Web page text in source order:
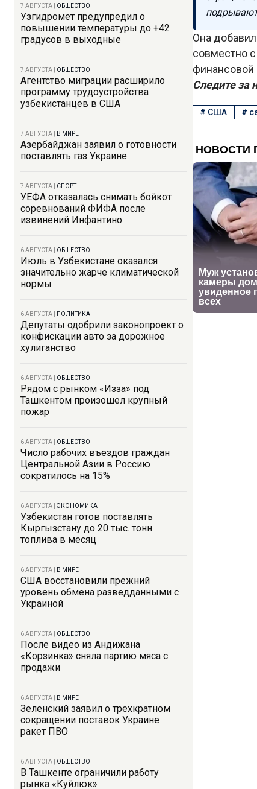
7 АВГУСТА ОБЩЕСТВО
Узгидромет предупредил о
повышении температуры до +42
градусов в выходные
7 АВГУСТА ОБЩЕСТВО
Агентство миграции расширило
программу трудоустройства
узбекистанцев в США
7 АВГУСТА В МИРЕ
Азербайджан заявил о готовности
поставлять газ Украине
7 АВГУСТА СПОРТ
УЕФА отказалась снимать бойкот
соревнований ФИФА после
извинений Инфантино
6 АВГУСТА ОБЩЕСТВО
Июль в Узбекистане оказался
значительно жарче климатической
нормы
6 АВГУСТА ПОЛИТИКА
Депутаты одобрили законопроект о
конфискации авто за дорожное
хулиганство
6 АВГУСТА ОБЩЕСТВО
Рядом с рынком «Изза» под
Ташкентом произошел крупный
пожар
6 АВГУСТА ОБЩЕСТВО
Число рабочих въездов граждан
Центральной Азии в Россию
сократилось на 15%
6 АВГУСТА ЭКОНОМИКА
Узбекистан готов поставлять
Кыргызстану до 20 тыс. тонн
топлива в месяц
6 АВГУСТА В МИРЕ
США восстановили прежний
уровень обмена разведданными с
Украиной
6 АВГУСТА ОБЩЕСТВО
После видео из Андижана
«Корзинка» сняла партию мяса с
продажи
6 АВГУСТА В МИРЕ
Зеленский заявил о трехкратном
сокращении поставок Украине
ракет ПВО
6 АВГУСТА ОБЩЕСТВО
В Ташкенте ограничили работу
рынка «Куйлюк»
Она
совместно
финансовой
Следите за
# США #